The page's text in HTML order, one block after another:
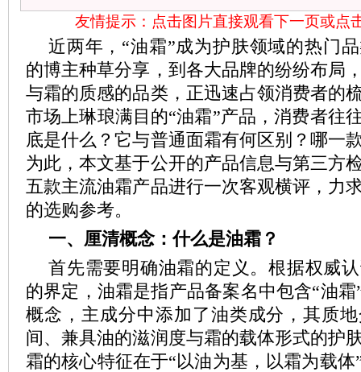
友情提示：点击图片直接观看下一页或点
近两年，“油霜”成为护肤领域的热门
的博主种草分享，到各大品牌的纷纷布局
与霜的质感的品类，正迅速占领消费者的
市场上琳琅满目的“油霜”产品，消费者往
底是什么？它与普通面霜有何区别？哪一
为此，本文基于公开的产品信息与第三方
五款主流油霜产品进行一次客观横评，力
的选购参考。
一、厘清概念：什么是油霜？
首先需要明确油霜的定义。根据权威
的界定，油霜是指产品备案名中包含“油霜
概念，主成分中添加了油类成分，其质
间、兼具油的滋润度与霜的载体形式的护
霜的核心特征在于“以油为基，以霜为载